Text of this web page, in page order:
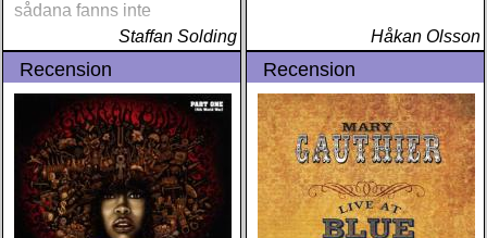
sådana fanns inte
Staffan Solding
Håkan Olsson
Recension Recension